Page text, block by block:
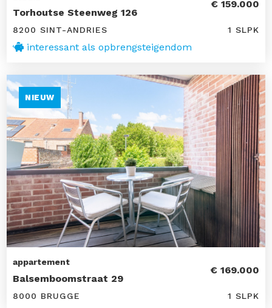
Torhoutse Steenweg 126
€ 159.000
8200 SINT-ANDRIES 1 SLPK
interessant als opbrengsteigendom
NIEUW
appartement
Balsemboomstraat 29
€ 169.000
8000 BRUGGE 1 SLPK